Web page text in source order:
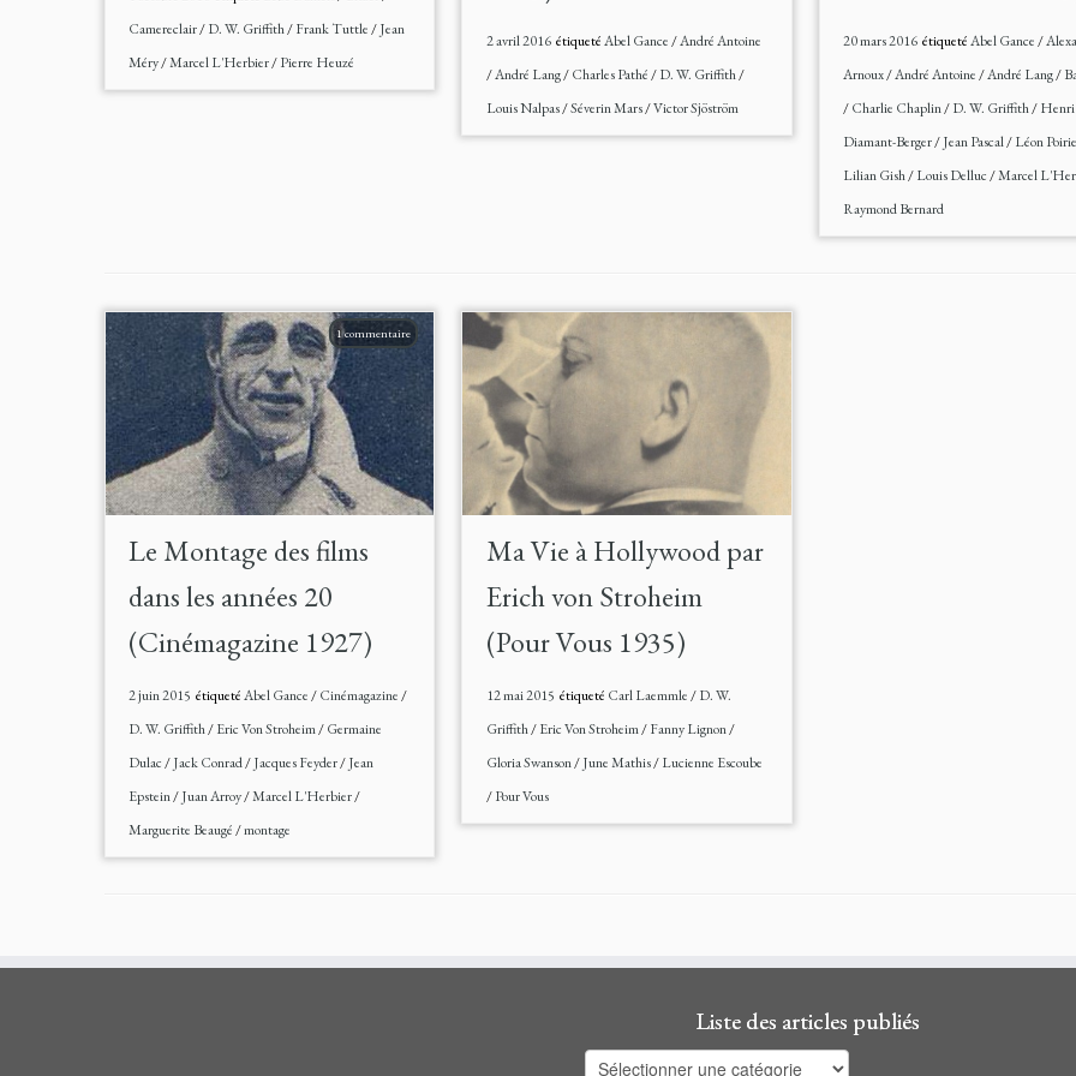
Camereclair/D. W. Griffith/Frank Tuttle/Jean
Méry/Marcel L'Herbier/Pierre Heuzé
2 avril 2016étiquetéAbel Gance/André Antoine
/André Lang/Charles Pathé/D. W. Griffith/
Louis Nalpas/Séverin Mars/Victor Sjöström
20 mars 2016étiquetéAbel Gance/
Arnoux/André Antoine/André Lang/
/Charlie Chaplin/D. W. Griffith/Henri
Diamant-Berger/Jean Pascal/Léon
Lilian Gish/Louis Delluc/Marcel
Raymond Bernard
1 commentaire
Le Montage des films
dans les années 20
(Cinémagazine 1927)
2 juin 2015 étiquetéAbel Gance/Cinémagazine/
D. W. Griffith/Eric Von Stroheim/Germaine
Dulac/Jack Conrad/Jacques Feyder/Jean
Epstein/Juan Arroy/Marcel L'Herbier/
Marguerite Beaugé/montage
Ma Vie à Hollywood par
Erich von Stroheim
(Pour Vous 1935)
12 mai 2015 étiqueté Carl Laemmle/D. W.
Griffith/Eric Von Stroheim/Fanny Lignon/
Gloria Swanson/June Mathis/Lucienne Escoube
/Pour Vous
Liste des articles publiés
Liste